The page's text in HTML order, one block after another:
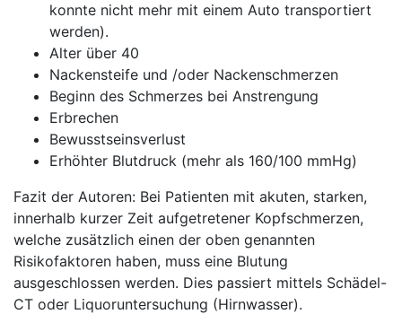
konnte nicht mehr mit einem Auto transportiert
werden).
Alter über 40
Nackensteife und /oder Nackenschmerzen
Beginn des Schmerzes bei Anstrengung
Erbrechen
Bewusstseinsverlust
Erhöhter Blutdruck (mehr als 160/100 mmHg)
Fazit der Autoren: Bei Patienten mit akuten, starken,
innerhalb kurzer Zeit aufgetretener Kopfschmerzen,
welche zusätzlich einen der oben genannten
Risikofaktoren haben, muss eine Blutung
ausgeschlossen werden. Dies passiert mittels Schädel-
CT oder Liquoruntersuchung (Hirnwasser).